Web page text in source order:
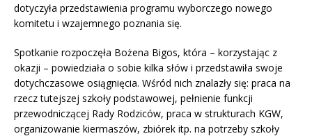
dotyczyła przedstawienia programu wyborczego nowego
komitetu i wzajemnego poznania się.
Spotkanie rozpoczęła Bożena Bigos, która – korzystając z
okazji – powiedziała o sobie kilka słów i przedstawiła swoje
dotychczasowe osiągnięcia. Wśród nich znalazły się: praca na
rzecz tutejszej szkoły podstawowej, pełnienie funkcji
przewodniczącej Rady Rodziców, praca w strukturach KGW,
organizowanie kiermaszów, zbiórek itp. na potrzeby szkoły